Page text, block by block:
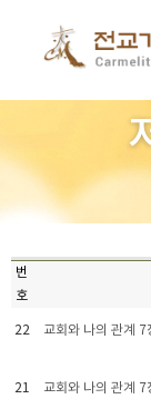
번
호
22 교회와 나의 관계 7
21 교회와 나의 관계 7